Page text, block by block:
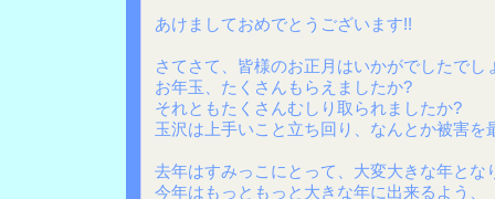
あけましておめでとうございます!!
さてさて、皆様のお正月はいかがでしたでし
お年玉、たくさんもらえましたか?
それともたくさんむしり取られましたか?
玉沢は上手いこと立ち回り、なんとか被害を
去年はすみっこにとって、大変大きな年とな
今年はもっともっと大きな年に出来るよう、